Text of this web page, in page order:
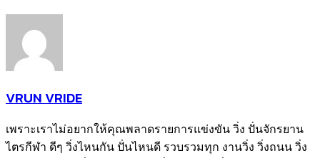
VRUN VRIDE
เพราะเราไม่อยากให้คุณพลาดรายการแข่งขัน วิ่ง ปั่นจักรยาน
ไตรกีฬา ดีๆ วิ่งไหนกัน ปั่นไหนดี รวบรวมทุก งานวิ่ง วิ่งถนน วิ่ง